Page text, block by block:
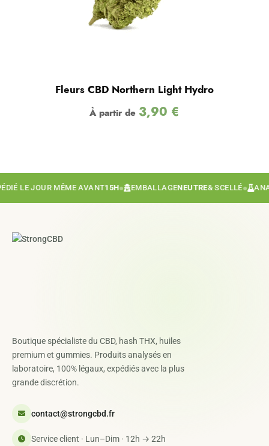
Fleurs CBD Northern Light Hydro
À partir de 3,90 €
LE JOUR MÊME AVANT15H● EMBALLAGENEUTRE& SCELLÉ●
Boutique spécialiste du CBD, hash THX, huiles
premium et gummies. Produits analysés en
laboratoire, 100% légaux, expédiés avec la plus
grande discrétion.
contact@strongcbd.fr
Service client · Lun–Dim · 12h → 22h